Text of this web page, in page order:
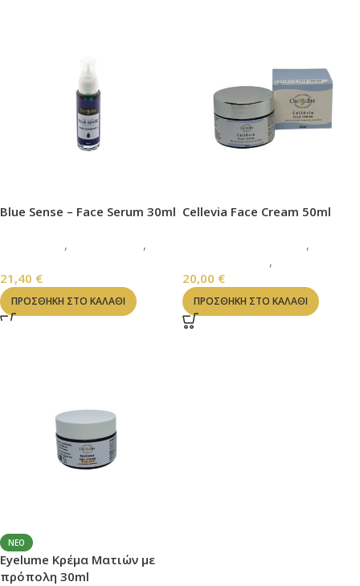
Blue Sense – Face Serum 30ml
,
,
21,40 €
ΠΡΟΣΘΉΚΗ ΣΤΟ ΚΑΛΆΘΙ
Cellevia Face Cream 50ml
,
,
20,00 €
ΠΡΟΣΘΉΚΗ ΣΤΟ ΚΑΛΆΘΙ
ΝΈΟ
Eyelume Κρέμα Ματιών με
πρόπολη 30ml